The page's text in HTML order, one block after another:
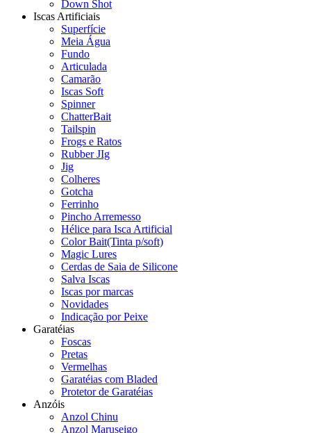
Down Shot
Iscas Artificiais
Superfície
Meia Água
Fundo
Articulada
Camarão
Iscas Soft
Spinner
ChatterBait
Tailspin
Frogs e Ratos
Rubber JIg
Jig
Colheres
Gotcha
Ferrinho
Pincho Arremesso
Hélice para Isca Artificial
Color Bait(Tinta p/soft)
Magic Lures
Cerdas de Saia de Silicone
Salva Iscas
Iscas por marcas
Novidades
Indicação por Peixe
Garatéias
Foscas
Pretas
Vermelhas
Garatéias com Bladed
Protetor de Garatéias
Anzóis
Anzol Chinu
Anzol Maruseigo